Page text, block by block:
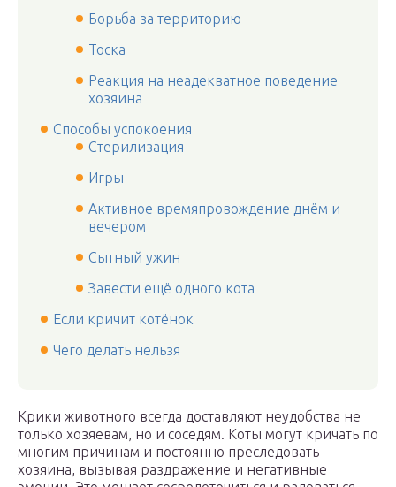
Борьба за территорию
Тоска
Реакция на неадекватное поведение
хозяина
Способы успокоения
Стерилизация
Игры
Активное времяпровождение днём и
вечером
Сытный ужин
Завести ещё одного кота
Если кричит котёнок
Чего делать нельзя
Крики животного всегда доставляют неудобства не
только хозяевам, но и соседям. Коты могут кричать по
многим причинам и постоянно преследовать
хозяина, вызывая раздражение и негативные